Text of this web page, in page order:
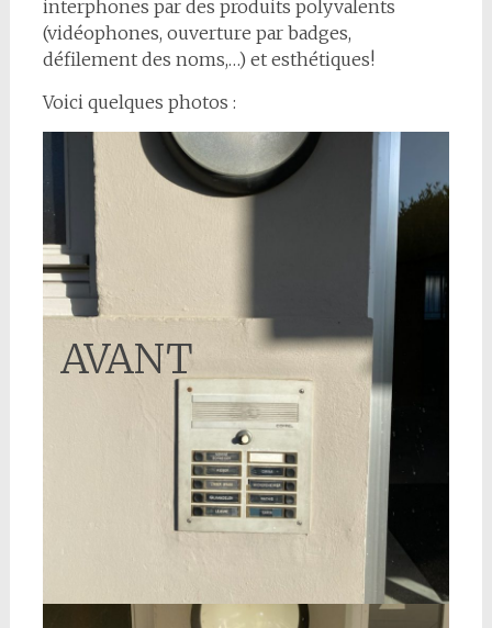
interphones par des produits polyvalents
(vidéophones, ouverture par badges,
défilement des noms,…) et esthétiques!
Voici quelques photos :
AVANT